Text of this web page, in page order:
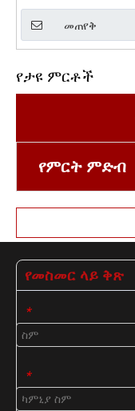
መጠየቅ
የታዩ ምርቶች
የምርት ምድብ
የመስመር ላይ ቅጽ
*
*